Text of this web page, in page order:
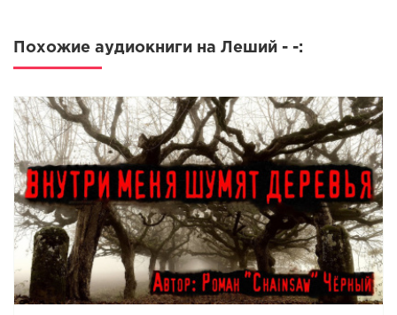
Похожие аудиокниги на Леший - -: